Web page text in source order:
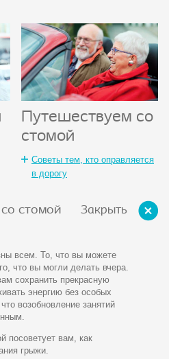
Путешествуем со
стомой
Советы тем, кто оправляется
в дорогу
Закрыть
стомой
всем. То, что вы можете
что вы могли делать вчера.
сохранить прекрасную
энергию без особых
возобновление занятий
посоветует вам, как
грыжи.